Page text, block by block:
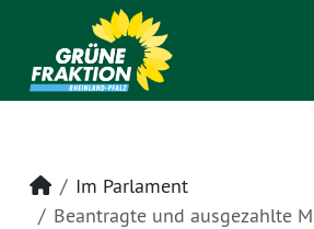
Startseite
Im Parlament
Beantragte und ausgezahlte Mittel aus dem Landeshaushalt an